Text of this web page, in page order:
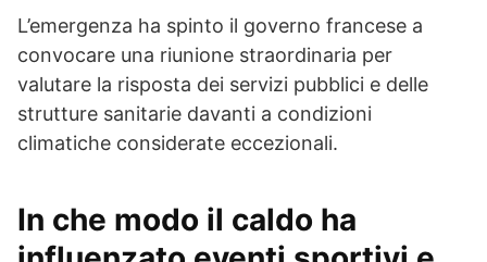
L’emergenza ha spinto il governo francese a
convocare una riunione straordinaria per
valutare la risposta dei servizi pubblici e delle
strutture sanitarie davanti a condizioni
climatiche considerate eccezionali.
In che modo il caldo ha